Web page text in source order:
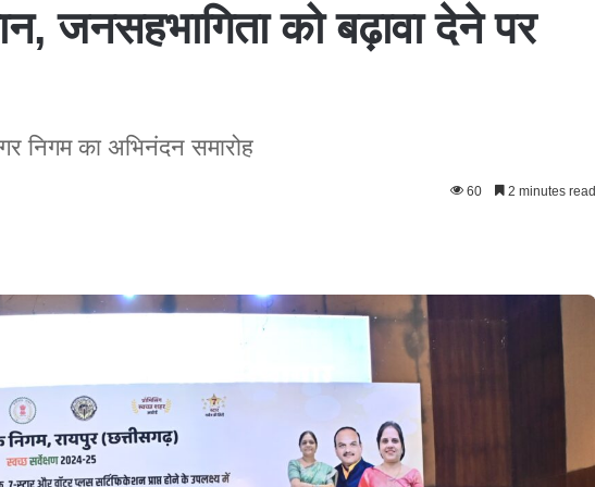
जनसहभागिता को बढ़ावा देने पर
निगम का अभिनंदन समारोह
60 2 minutes read